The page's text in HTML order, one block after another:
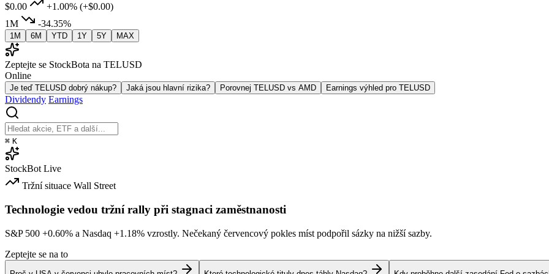
$0.00 +1.00% (+$0.00)
1M
-34.35%
1M 6M YTD 1Y 5Y MAX
Zeptejte se StockBota na TELUSD
Online
Je teď TELUSD dobrý nákup? Jaká jsou hlavní rizika? Porovnej TELUSD vs AMD Earnings výhled pro TELUSD
Dividendy Earnings
⌘ K
StockBot Live
Tržní situace Wall Street
Technologie vedou tržní rally při stagnaci zaměstnanosti
S&P 500 +0.60% a Nasdaq +1.18% vzrostly. Nečekaný červencový pokles míst podpořil sázky na nižší sazby.
Zeptejte se na to